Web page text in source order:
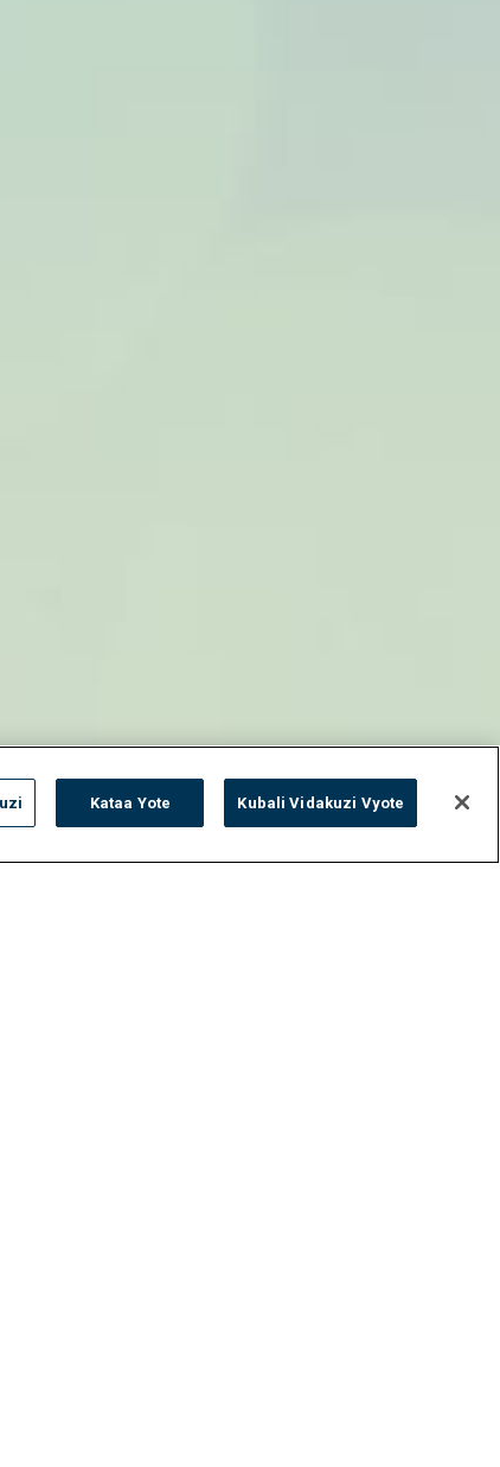
Kataa Yote Kubali Vidakuzi Vyote